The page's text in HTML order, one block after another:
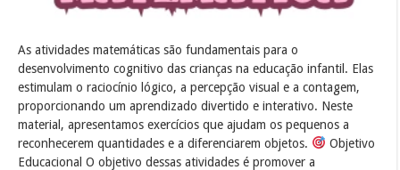
As atividades matemáticas são fundamentais para o
desenvolvimento cognitivo das crianças na educação infantil. Elas
estimulam o raciocínio lógico, a percepção visual e a contagem,
proporcionando um aprendizado divertido e interativo. Neste
material, apresentamos exercícios que ajudam os pequenos a
reconhecerem quantidades e a diferenciarem objetos.
Objetivo
Educacional O objetivo dessas atividades é promover a